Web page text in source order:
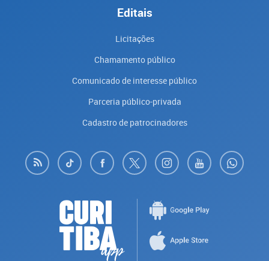
Editais
Licitações
Chamamento público
Comunicado de interesse público
Parceria público-privada
Cadastro de patrocinadores